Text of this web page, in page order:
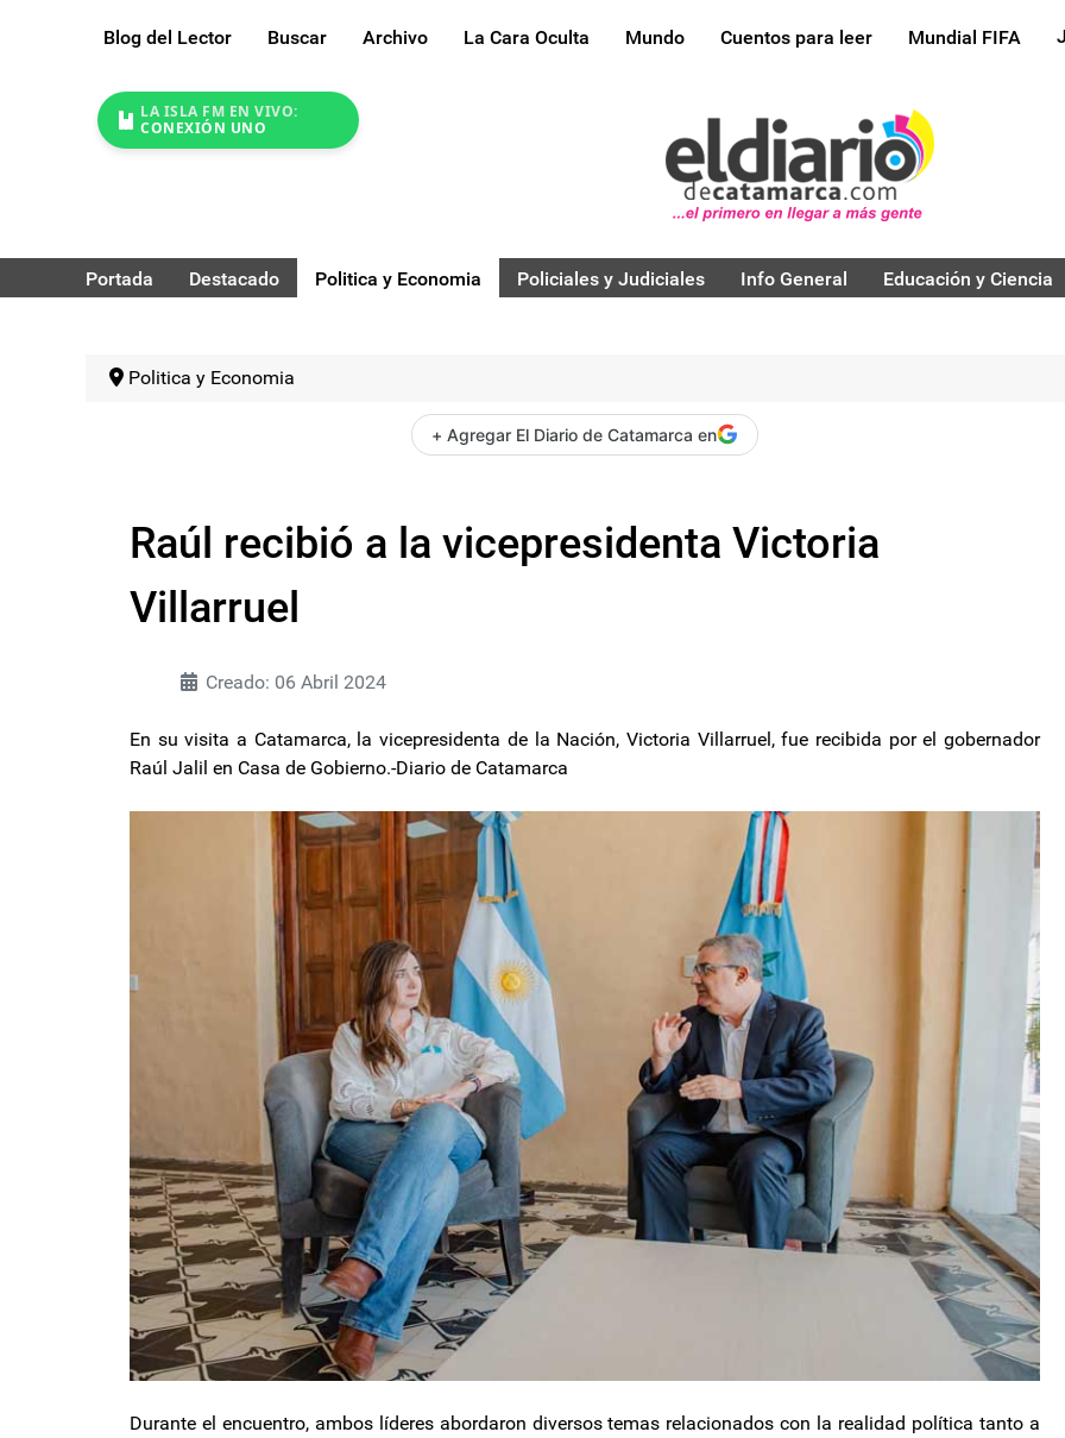
Blog del Lector Buscar Archivo La Cara Oculta Mundo Cuentos para leer Mundial FIFA
LA ISLA FM EN VIVO:
CONEXIÓN UNO
Portada Destacado Politica y Economia Policiales y Judiciales Info General Educación y Ciencia
Politica y Economia
+ Agregar El Diario de Catamarca en
Raúl recibió a la vicepresidenta Victoria
Villarruel
Creado: 06 Abril 2024
En su visita a Catamarca, la vicepresidenta de la Nación, Victoria Villarruel, fue recibida por el gobernador
Raúl Jalil en Casa de Gobierno.-Diario de Catamarca
Durante el encuentro, ambos líderes abordaron diversos temas relacionados con la realidad política tanto a